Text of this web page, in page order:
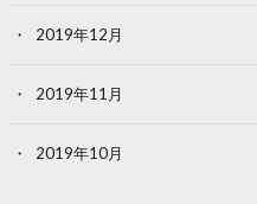
2019年12月
2019年11月
2019年10月